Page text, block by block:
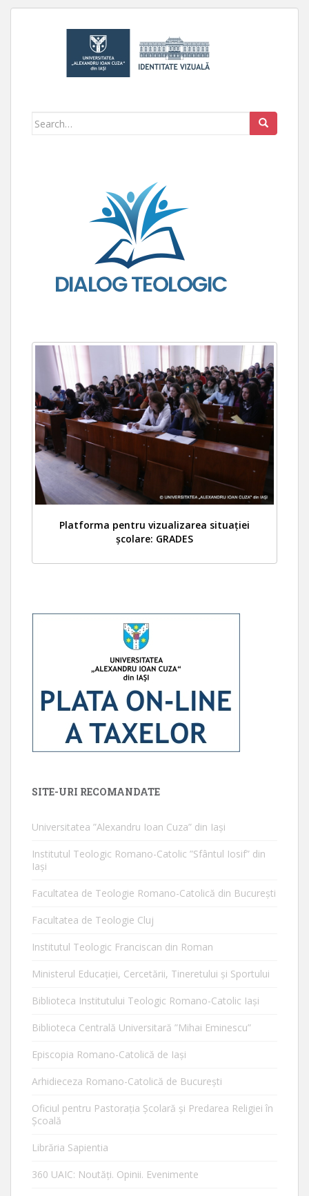
Search for:
Platforma pentru vizualizarea situației
școlare: GRADES
SITE-URI RECOMANDATE
Universitatea ”Alexandru Ioan Cuza” din Iaşi
Institutul Teologic Romano-Catolic ”Sfântul Iosif” din
Iaşi
Facultatea de Teologie Romano-Catolică din Bucureşti
Facultatea de Teologie Cluj
Institutul Teologic Franciscan din Roman
Ministerul Educaţiei, Cercetării, Tineretului şi Sportului
Biblioteca Institutului Teologic Romano-Catolic Iaşi
Biblioteca Centrală Universitară ”Mihai Eminescu”
Episcopia Romano-Catolică de Iaşi
Arhidieceza Romano-Catolică de Bucureşti
Oficiul pentru Pastorația Școlară și Predarea Religiei în
Școală
Librăria Sapientia
360 UAIC: Noutăţi. Opinii. Evenimente